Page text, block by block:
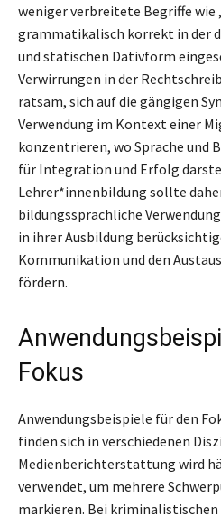
weniger verbreitete Begriffe wie
grammatikalisch korrekt in der
und statischen Dativform
Verwirrungen in der
ratsam, sich auf die gängigen
Verwendung im Kontext einer
konzentrieren, wo Sprache und
für Integration und Erfolg
Lehrer*innenbildung sollte
bildungssprachliche
in ihrer Ausbildung
Kommunikation und den
fördern.
Fokus
Anwendungsbeispiele für den
finden sich in verschiedenen
Medienberichterstattung wird
verwendet, um mehrere
markieren. Bei